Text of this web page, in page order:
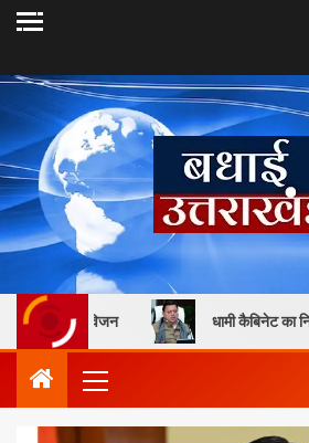
धामी कैबिनेट का निर्णय: अनुसूचित